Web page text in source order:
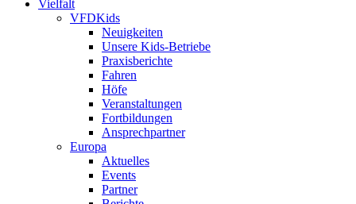
Vielfalt
VFDKids
Neuigkeiten
Unsere Kids-Betriebe
Praxisberichte
Fahren
Höfe
Veranstaltungen
Fortbildungen
Ansprechpartner
Europa
Aktuelles
Events
Partner